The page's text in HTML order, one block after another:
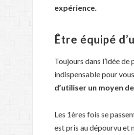
expérience.
Être équipé
Toujours dans l’idée
indispensable pour
d’utiliser un moyen
Les 1ères fois se
est pris au dépourvu et